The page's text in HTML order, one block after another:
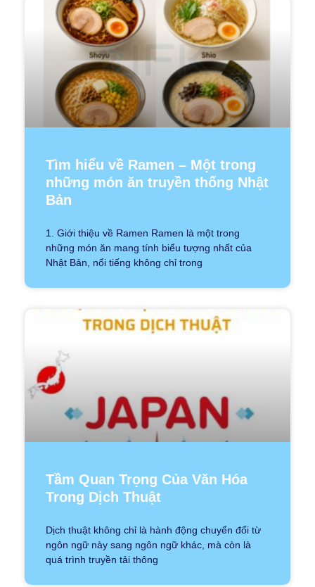
Tìm hiểu về Ramen – Một trong
những món ăn truyền thống Nhật
Bản
1. Giới thiệu về Ramen Ramen là một trong
những món ăn mang tính biểu tượng nhất của
Nhật Bản, nổi tiếng không chỉ trong
Tầm Quan Trọng Của Văn Hóa
Trong Dịch Thuật
Dịch thuật không chỉ là hành động chuyển đổi từ
ngôn ngữ này sang ngôn ngữ khác, mà còn là
quá trình truyền tải thông